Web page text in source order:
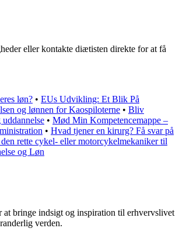
eller kontakte diætisten direkte for at få
løn? • EUs Udvikling: Et Blik På
og lønnen for Kaospiloterne • Bliv
• Mød Min Kompetencemappe –
• Hvad tjener en kirurg? Få svar på
rette cykel- eller motorcykelmekaniker til
og Løn
bringe indsigt og inspiration til erhvervslivet
verden.